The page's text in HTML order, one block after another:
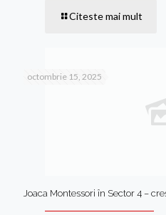
Citeste mai mult
octombrie 15, 2025
Joaca Montessori în Sector 4 –